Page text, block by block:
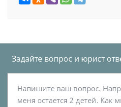
Задайте вопрос и юрист